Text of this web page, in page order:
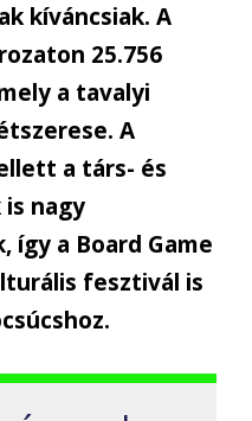
kíváncsiak. A
on 25.756
ely a tavalyi
. A
a társ- és
nagy
így a Board Game
fesztivál is